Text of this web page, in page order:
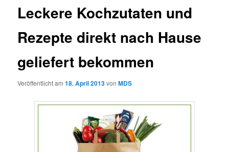
Leckere Kochzutaten und
Rezepte direkt nach Hause
geliefert bekommen
Veröffentlicht am18. April 2013vonMDS